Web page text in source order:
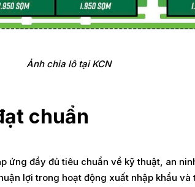
Ảnh chia lô tại KCN
chuẩn
ứng đầy đủ tiêu chuẩn về kỹ thuật, an
lợi trong hoạt động xuất nhập khẩu và